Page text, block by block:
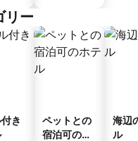
リー
き
ペットとの
宿泊可のホ
海辺
ル